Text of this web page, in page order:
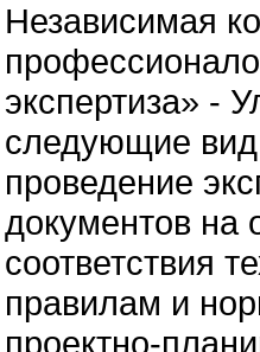
Независимая
экспертиза» -
следующие
проведение
документов на
соответствия
правилам и
проектно-